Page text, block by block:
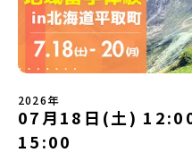
は何をするの？」という疑問
らではのプログラムをたっぷり
説明会はこちらから（順次公
【5/8(金)】熊本県芦北町▼おた
体験」のプログラム開催情報を
ださい♪気になることや不安な
い。👉 【LINE登録はこちら】
う）」佐賀県の西部にある有
「窯業（ようぎょう）」の町。
のづくりが、この町の文化とし
も知られる「有田焼」は、こ
史の中で積み重ねられてきた技
い”が、この町には残っていま
「日本の20世紀遺産」に認定さ
町です。さらに、有田町には「
棚田（たなだ）」や「名水百選
2026年
07月18日(土)
15:00